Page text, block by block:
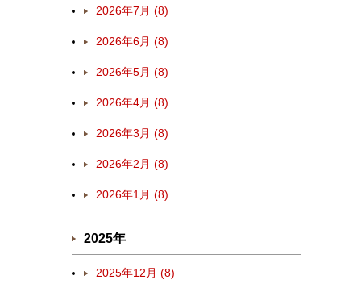
2026年7月 (8)
2026年6月 (8)
2026年5月 (8)
2026年4月 (8)
2026年3月 (8)
2026年2月 (8)
2026年1月 (8)
2025年
2025年12月 (8)